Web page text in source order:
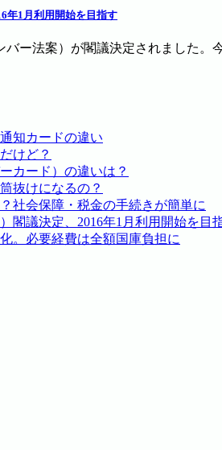
年1月利用開始を目指す
ー法案）が閣議決定されました
知カードの違い
けど？
カード）の違いは？
抜けになるの？
社会保障・税金の手続きが簡単に
閣議決定、2016年1月利用開始を目
。必要経費は全額国庫負担に